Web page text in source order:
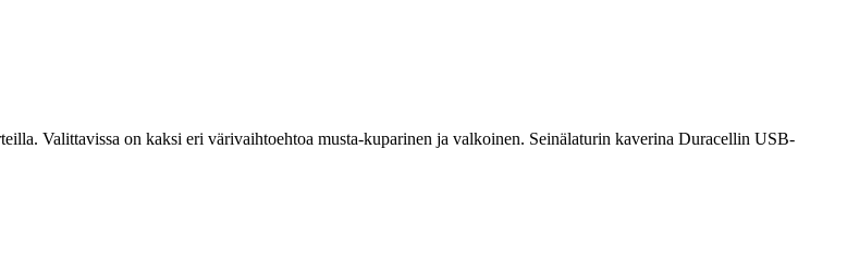
Valittavissa on kaksi eri värivaihtoehtoa musta-kuparinen ja valkoinen. Seinälaturin kaverina Duracellin USB-